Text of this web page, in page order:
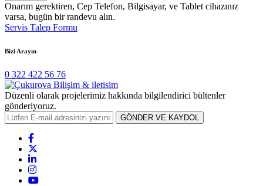
Onarım gerektiren, Cep Telefon, Bilgisayar, ve Tablet cihazınız
varsa, bugün bir randevu alın.
Servis Talep Formu
Bizi Arayın
0 322 422 56 76
Düzenli olarak projelerimiz hakkında bilgilendirici bültenler
gönderiyoruz.
GÖNDER VE KAYDOL